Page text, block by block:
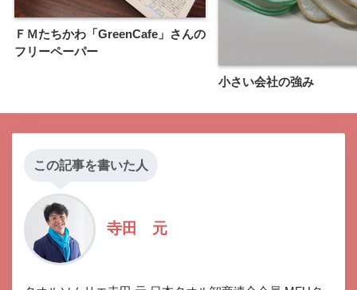
ＦＭたちかわ「GreenCafe」さんの
フリーペーパー
小さい会社の強み
この記事を書いた人
寺田 元